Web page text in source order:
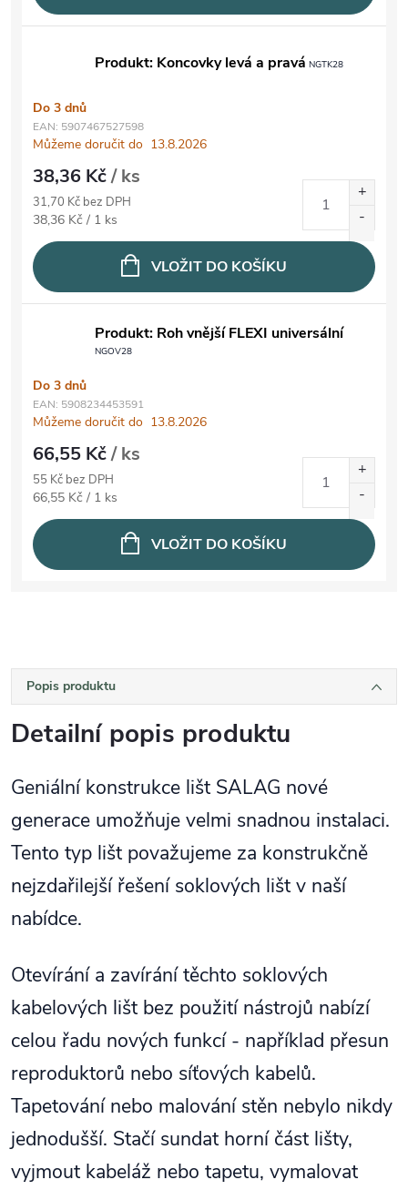
Produkt: Koncovky levá a pravá NGTK28
Do 3 dnů
EAN: 5907467527598
Můžeme doručit do 13.8.2026
38,36 Kč/ ks
31,70 Kč bez DPH
Měrná cena:
38,36 Kč / 1 ks
VLOŽIT DO KOŠÍKU
Produkt: Roh vnější FLEXI universální
NGOV28
Do 3 dnů
EAN: 5908234453591
Můžeme doručit do 13.8.2026
66,55 Kč/ ks
55 Kč bez DPH
Měrná cena:
66,55 Kč / 1 ks
VLOŽIT DO KOŠÍKU
Popis produktu
Detailní popis produktu
Geniální konstrukce lišt SALAG nové
generace umožňuje velmi snadnou instalaci.
Tento typ lišt považujeme za konstrukčně
nejzdařilejší řešení soklových lišt v naší
nabídce.
Otevírání a zavírání těchto soklových
kabelových lišt bez použití nástrojů nabízí
celou řadu nových funkcí - například přesun
reproduktorů nebo síťových kabelů.
Tapetování nebo malování stěn nebylo nikdy
jednodušší. Stačí sundat horní část lišty,
vyjmout kabeláž nebo tapetu, vymalovat